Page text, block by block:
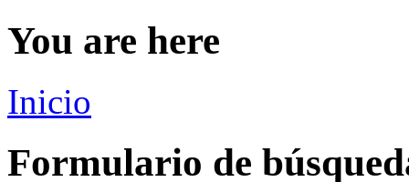
You are here
Inicio
Formulario de